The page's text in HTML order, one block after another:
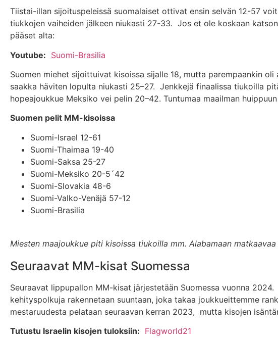
Tiistai-illan sijoituspeleissä suomalaiset ottivat ensin selvän 12-57
tiukkojen vaiheiden jälkeen niukasti 27-33. Jos et ole koskaan
pääset alta:
Youtube: Suomi-Brasilia
Suomen miehet sijoittuivat kisoissa sijalle 18, mutta parempaankin
saakka häviten lopulta niukasti 25–27. Jenkkejä finaalissa tiukoilla
hopeajoukkue Meksiko vei pelin 20–42. Tuntumaa maailman
Suomen pelit MM-kisoissa
Suomi-Israel 12-61
Suomi-Thaimaa 19-40
Suomi-Saksa 25-27
Suomi-Meksiko 20-5´42
Suomi-Slovakia 48-6
Suomi-Valko-Venäjä 57-12
Suomi-Brasilia
Miesten maajoukkue piti kisoissa tiukoilla mm. Alabamaan matkaavaa
Seuraavat MM-kisat Suomessa
Seuraavat lippupallon MM-kisat järjestetään Suomessa vuonna
kehityspolkuja rakennetaan suuntaan, joka takaa joukkueittemme
mestaruudesta pelataan seuraavan kerran 2023, mutta kisojen
Tutustu Israelin kisojen tuloksiin: Flagworld21